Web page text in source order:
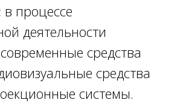
в процессе
деятельности
средства
средства
системы.